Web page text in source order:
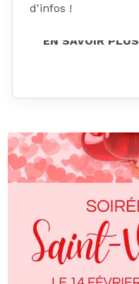
d'infos !
EN SAVOIR PLUS